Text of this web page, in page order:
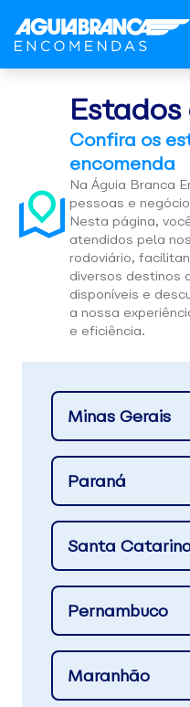
Confira os
encomenda
Na Águia Branca
pessoas e
Nesta página,
atendidos pela
rodoviário,
diversos destinos
disponíveis e
a nossa
e eficiência.
Minas Gerais
Paraná
Santa
Pernambuco
Maranhão